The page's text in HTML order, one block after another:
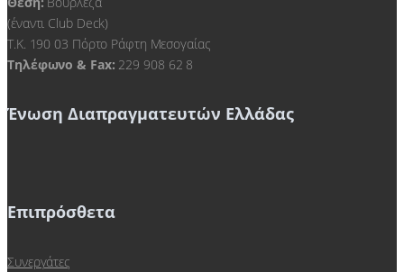
(έναντι Club Deck)
Τ.Κ. 190 03 Πόρτο Ράφτη Μεσογαίας
Τηλέφωνο & Fax: 229 908 62 8
Ένωση Διαπραγματευτών Ελλάδας
Επιπρόσθετα
Συνεργάτες